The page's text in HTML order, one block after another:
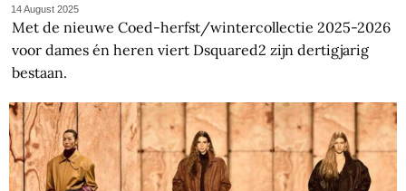
14 August 2025
Met de nieuwe Coed-herfst/wintercollectie 2025-2026
voor dames én heren viert Dsquared2 zijn dertigjarig
bestaan.